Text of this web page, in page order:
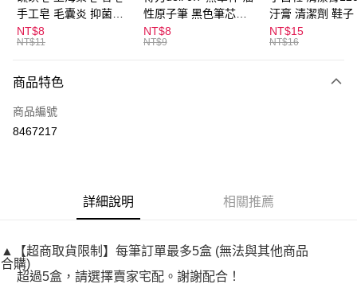
ATM付款
全家取貨付款
每筆NT$60，滿NT$599(含以上)免運費
付款後全家取貨
每筆NT$60，滿NT$599(含以上)免運費
每筆NT$60，滿NT$599(含以上)免運費
手工皂 毛囊炎 抑菌除
蟎 清潔護膚 去油去痘
寵物皮膚病 狗狗貓咪
NT$8
NT$11
性原子筆 黑色筆芯
S304
NT$8
NT$9
汙膏 清潔劑 鞋子
漬 白皮鞋 鞋油
NT$15
NT$16
商品特色
商品編號
8467217
詳細說明 相關推薦
▲【超商取貨限制】每筆訂單最多5盒 (無法與其他商品
合購)
超過5盒，請選擇賣家宅配。謝謝配合！